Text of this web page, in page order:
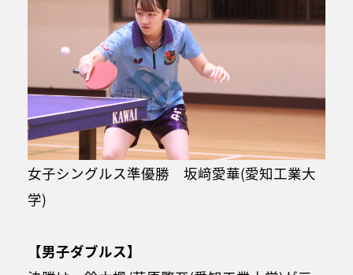
女子シングルス準優勝 坂﨑愛華(愛知工業大
学)
【男子ダブルス】